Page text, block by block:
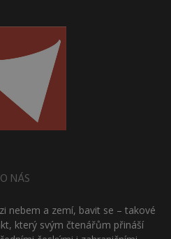
O NÁS
nebem a zemí, bavit se – takové
který svým čtenářům přináší